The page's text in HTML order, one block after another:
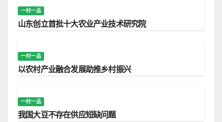
一村一品
山东创立首批十大农业产业技术研究院
一村一品
以农村产业融合发展助推乡村振兴
一村一品
我国大豆不存在供应短缺问题